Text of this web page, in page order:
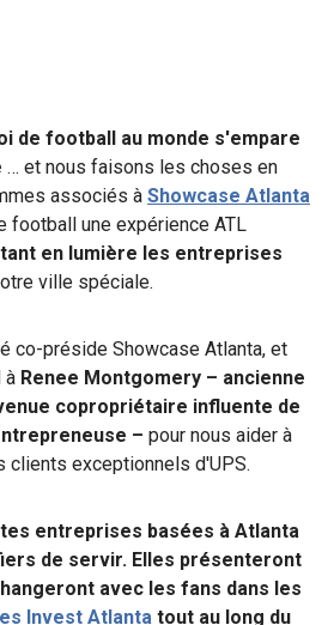
de football au monde s'empare
… et nous faisons les choses en
associés à Showcase Atlanta
football une expérience ATL
en lumière les entreprises
ville spéciale.
co-préside Showcase Atlanta, et
à Renee Montgomery – ancienne
copropriétaire influente de
– pour nous aider à
clients exceptionnels d'UPS.
entreprises basées à Atlanta
de servir. Elles présenteront
avec les fans dans les
Invest Atlanta tout au long du